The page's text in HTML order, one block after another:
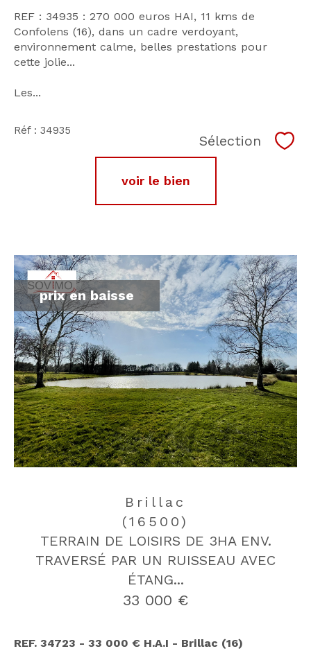
REF : 34935 : 270 000 euros HAI, 11 kms de
Confolens (16), dans un cadre verdoyant,
environnement calme, belles prestations pour
cette jolie...
Les...
Réf : 34935
Sélection
voir le bien
prix en baisse
Brillac
(16500)
TERRAIN DE LOISIRS DE 3HA ENV.
TRAVERSÉ PAR UN RUISSEAU AVEC
ÉTANG...
33 000 €
REF. 34723 - 33 000 € H.A.I - Brillac (16)